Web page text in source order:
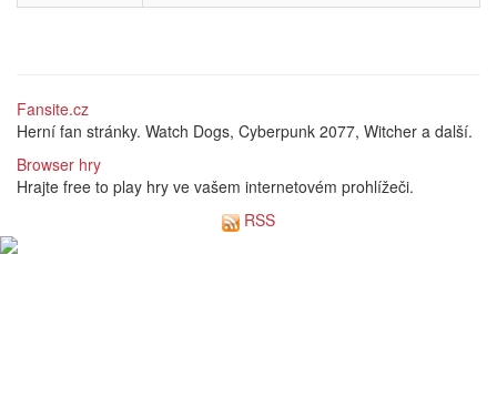
Fansite.cz
Herní fan stránky. Watch Dogs, Cyberpunk 2077, Witcher a další.
Browser hry
Hrajte free to play hry ve vašem internetovém prohlížeči.
RSS